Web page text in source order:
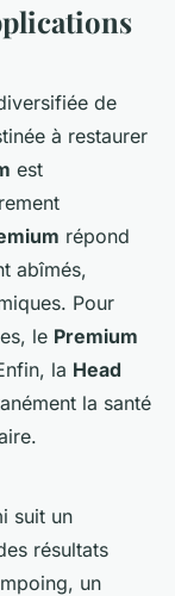
de
à restaurer
est
répond
abîmés,
Pour
le Premium
la Head
la santé
suit un
résultats
un